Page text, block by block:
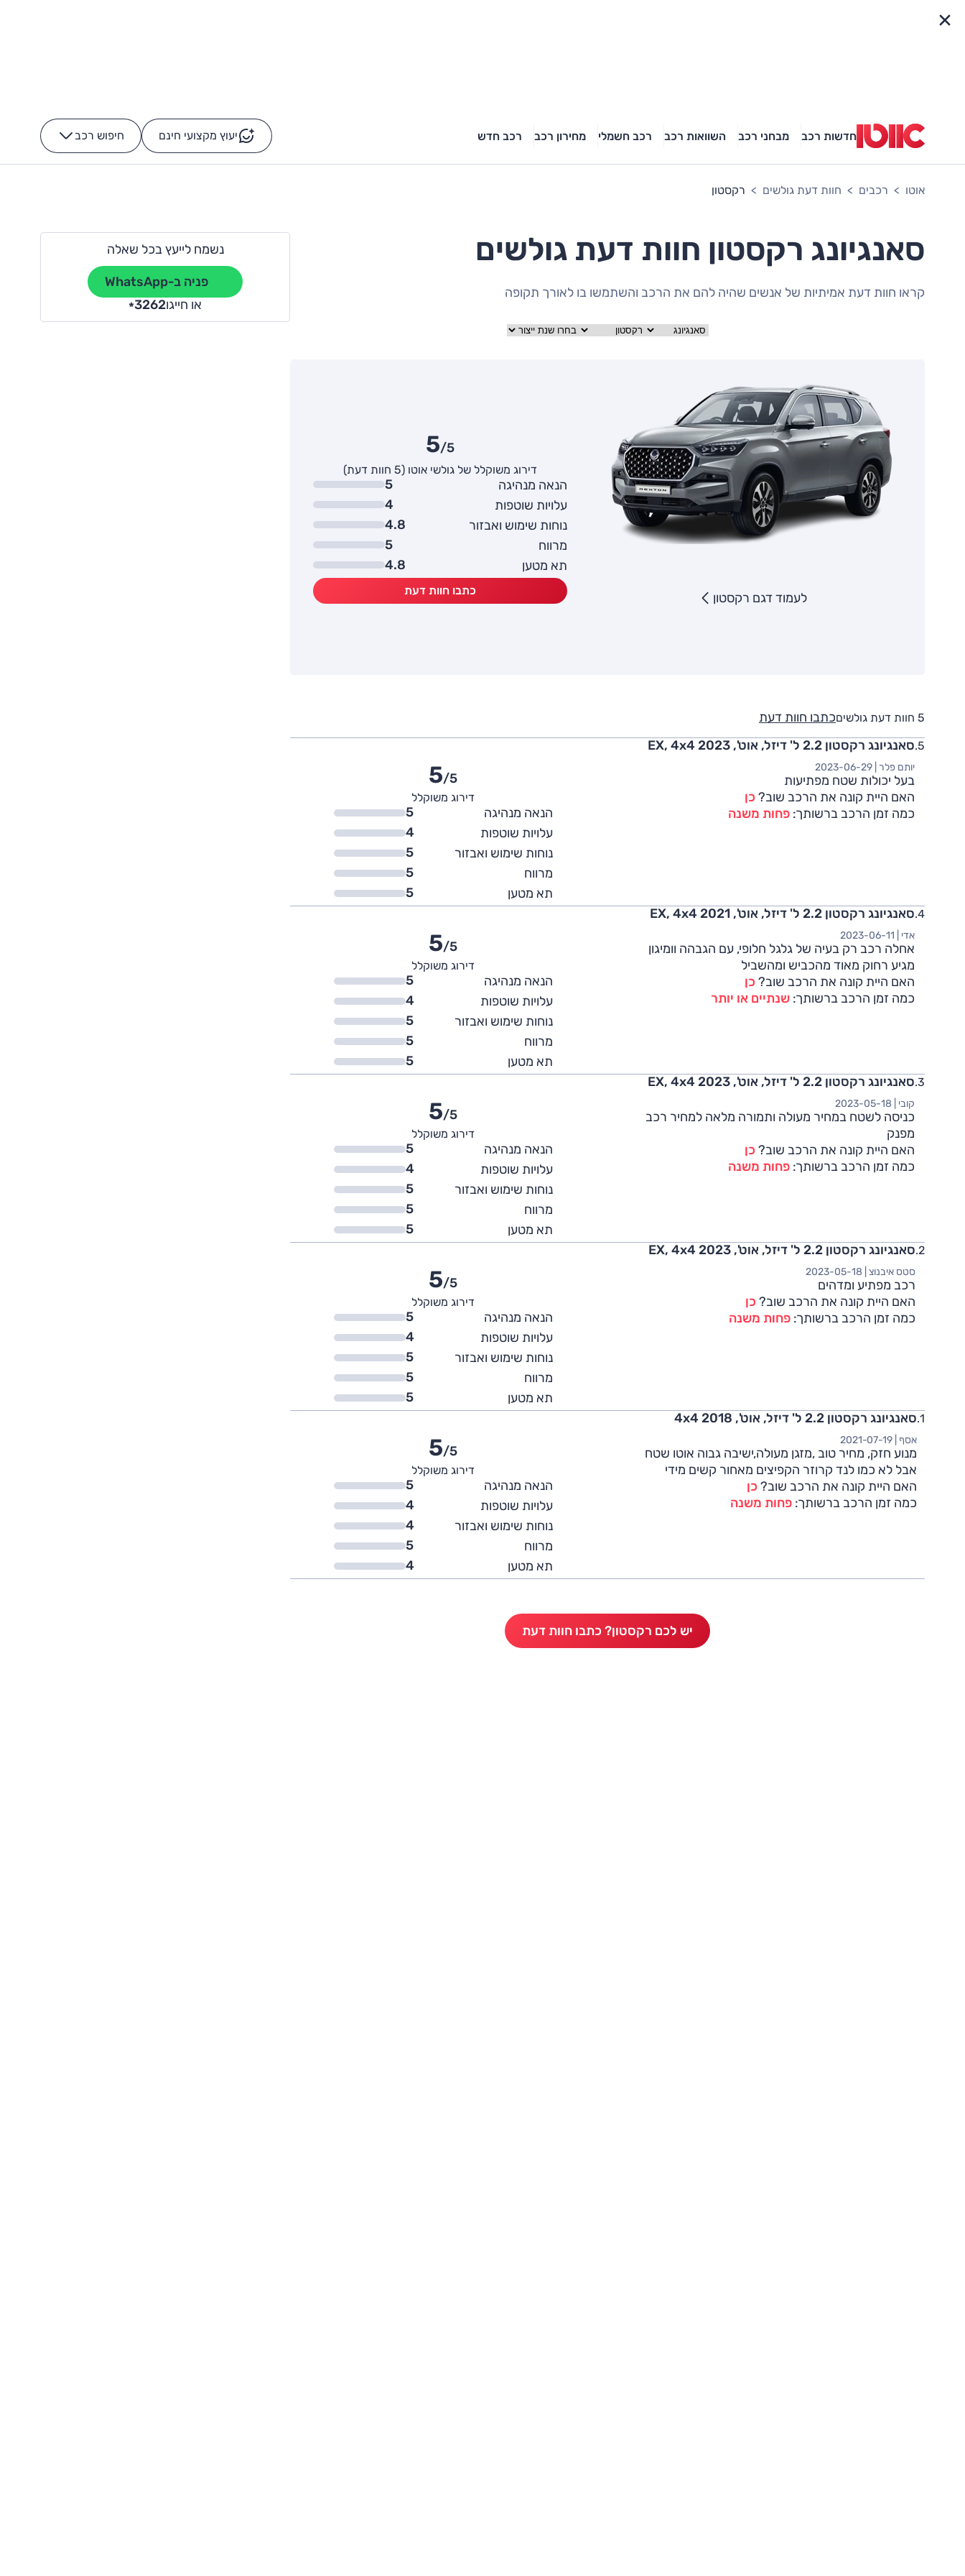
חדשות רכב מבחני רכב השוואות רכב רכב חשמלי מחירון רכב רכב חדש יעוץ מקצועי חינם חיפוש רכב -
אוטו רכבים חוות דעת גולשים רקסטון
סאנגיונג רקסטון חוות דעת גולשים
קראו חוות דעת אמיתיות של אנשים שהיה להם את הרכב והשתמשו בו לאורך תקופה
לעמוד דגם רקסטון
5/5
דירוג משוקלל של גולשי אוטו (5 חוות דעת)
הנאה מנהיגה
5
עלויות שוטפות
4
נוחות שימוש ואבזור
4.8
מרווח
5
תא מטען
4.8
כתבו חוות דעת
5 חוות דעת גולשים כתבו חוות דעת
סאנגיונג רקסטון 2.2 ל' דיזל, אוט', 4x4 2018
אסף | 2021-07-19
מנוע חזק, מחיר טוב ,מזגן מעולה,ישיבה גבוה אוטו שטח
אבל לא כמו לנד קרוזר הקפיצים מאחור קשים מידי
האם היית קונה את הרכב שוב? כן
כמה זמן הרכב ברשותך: פחות משנה
5/5
דירוג משוקלל
הנאה מנהיגה
5
עלויות שוטפות
4
נוחות שימוש ואבזור
4
מרווח
5
תא מטען
4
סאנגיונג רקסטון 2.2 ל' דיזל, אוט', EX, 4x4 2023
סטס איבנוצ | 2023-05-18
רכב מפתיע ומדהים
האם היית קונה את הרכב שוב? כן
כמה זמן הרכב ברשותך: פחות משנה
5/5
דירוג משוקלל
הנאה מנהיגה
5
עלויות שוטפות
4
נוחות שימוש ואבזור
5
מרווח
5
תא מטען
5
סאנגיונג רקסטון 2.2 ל' דיזל, אוט', EX, 4x4 2023
קובי | 2023-05-18
כניסה לשטח במחיר מעולה ותמורה מלאה למחיר רכב
מפנק
האם היית קונה את הרכב שוב? כן
כמה זמן הרכב ברשותך: פחות משנה
5/5
דירוג משוקלל
הנאה מנהיגה
5
עלויות שוטפות
4
נוחות שימוש ואבזור
5
מרווח
5
תא מטען
5
סאנגיונג רקסטון 2.2 ל' דיזל, אוט', EX, 4x4 2021
אדי | 2023-06-11
אחלה רכב רק בעיה של גלגל חלופי, עם הגבהה וומיגון
מגיע רחוק מאוד מהכביש ומהשביל
האם היית קונה את הרכב שוב? כן
כמה זמן הרכב ברשותך: שנתיים או יותר
5/5
דירוג משוקלל
הנאה מנהיגה
5
עלויות שוטפות
4
נוחות שימוש ואבזור
5
מרווח
5
תא מטען
5
סאנגיונג רקסטון 2.2 ל' דיזל, אוט', EX, 4x4 2023
יותם פלר | 2023-06-29
בעל יכולות שטח מפתיעות
האם היית קונה את הרכב שוב? כן
כמה זמן הרכב ברשותך: פחות משנה
5/5
דירוג משוקלל
הנאה מנהיגה
5
עלויות שוטפות
4
נוחות שימוש ואבזור
5
מרווח
5
תא מטען
5
יש לכם רקסטון? כתבו חוות דעת
נשמח לייעץ בכל שאלה
פניה ב-WhatsApp
או חייגו
*3262